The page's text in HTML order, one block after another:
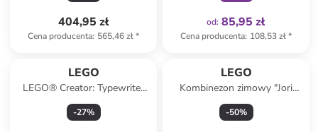
404,95 zł
Cena producenta: 565,46 zł*
od: 85,95 zł
Cena producenta: 108,53 zł*
LEGO
LEGO® Creator: Typewriter
with flowers - 8+
-27%
LEGO
Kombinezon zimowy "Jori
721" w kolorze granatowym
-50%